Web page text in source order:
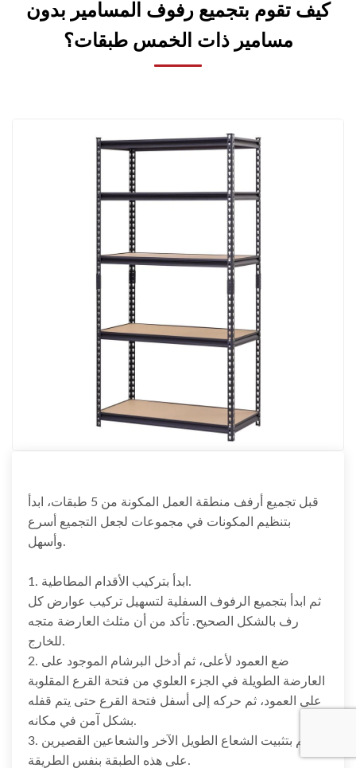
كيف تقوم بتجميع رفوف المسامير بدون
مسامير ذات الخمس طبقات؟
قبل تجميع أرفف منطقة العمل المكونة من 5 طبقات، ابدأ
بتنظيم المكونات في مجموعات لجعل التجميع أسرع
وأسهل.
1. ابدأ بتركيب الأقدام المطاطية.
ثم ابدأ بتجميع الرفوف السفلية لتسهيل تركيب عوارض كل
رف بالشكل الصحيح. تأكد من أن مثلث العارضة متجه
للخارج.
2. ضع العمود لأعلى، ثم أدخل البرشام الموجود على
العارضة الطويلة في الجزء العلوي من فتحة القرع المقلوبة
على العمود، ثم حركه إلى أسفل فتحة القرع حتى يتم قفله
بشكل آمن في مكانه.
3. قم بتثبيت الشعاع الطويل الآخر والشعاعين القصيرين
على هذه الطبقة بنفس الطريقة.